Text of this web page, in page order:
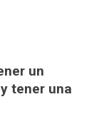
un
tener una